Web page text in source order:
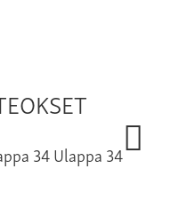
Ulappa 34